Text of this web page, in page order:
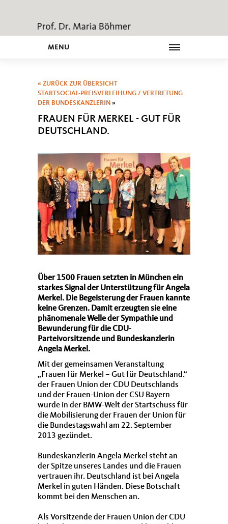
MENU
« ZURÜCK ZUR ÜBERSICHT
STARTSOCIAL-PREISVERLEIHUNG / VERTRETUNG
DER BUNDESKANZLERIN »
FRAUEN FÜR MERKEL - GUT FÜR
DEUTSCHLAND.
Über 1500 Frauen setzten in München ein
starkes Signal der Unterstützung für Angela
Merkel. Die Begeisterung der Frauen kannte
keine Grenzen. Damit erzeugten sie eine
phänomenale Welle der Sympathie und
Bewunderung für die CDU-
Parteivorsitzende und Bundeskanzlerin
Angela Merkel.
Mit der gemeinsamen Veranstaltung
Frauen für Merkel – Gut für Deutschland.“
der Frauen Union der CDU Deutschlands
und der Frauen-Union der CSU Bayern
wurde in der BMW-Welt der Startschuss für
die Mobilisierung der Frauen der Union für
die Bundestagswahl am 22. September
2013 gezündet.
Bundeskanzlerin Angela Merkel steht an
der Spitze unseres Landes und die Frauen
vertrauen ihr. Deutschland ist bei Angela
Merkel in guten Händen. Diese Botschaft
kommt bei den Menschen an.
Als Vorsitzende der Frauen Union der CDU